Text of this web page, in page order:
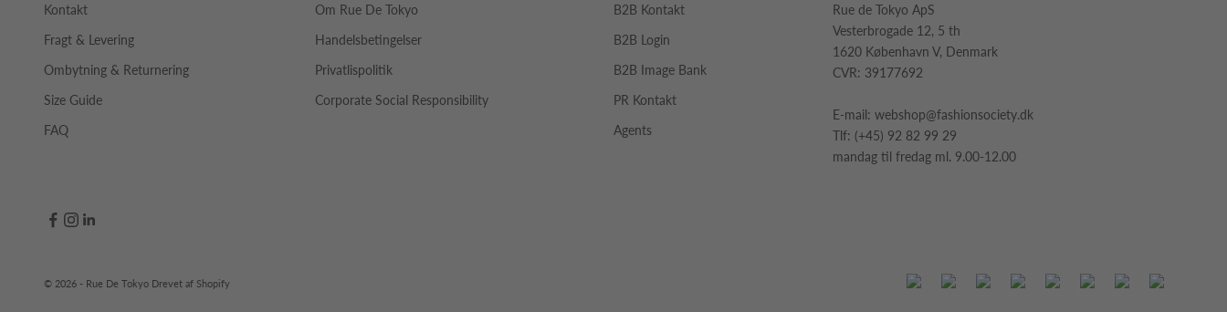
Kontakt
Fragt & Levering
Ombytning & Returnering
Size Guide
FAQ
Om Rue De Tokyo
Handelsbetingelser
Privatlispolitik
Corporate Social Responsibility
B2B Kontakt
B2B Login
B2B Image Bank
PR Kontakt
Agents
Rue de Tokyo ApS
Vesterbrogade 12, 5 th
1620 København V, Denmark
CVR: 39177692
E-mail: webshop@fashionsociety.dk
Tlf: (+45) 92 82 99 29
mandag til fredag ml. 9.00-12.00
© 2026 - Rue De Tokyo Drevet af Shopify